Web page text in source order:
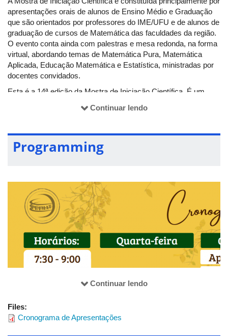
apresentações orais de alunos de Ensino Médio e Graduação
que são orientados por professores do IME/UFU e de alunos de
graduação de cursos de Matemática das faculdades da região.
O evento conta ainda com palestras e mesa redonda, na forma
virtual, abordando temas de Matemática Pura, Matemática
Aplicada, Educação Matemática e Estatística, ministradas por
docentes convidados.
Esta é a 14ª edição da Mostra de Iniciação Científica. É um
UFU Campus Santa Mônica, com apoio da Coordenação do
Continuar lendo
Programming
Continuar lendo
Files:
Cronograma de Apresentações